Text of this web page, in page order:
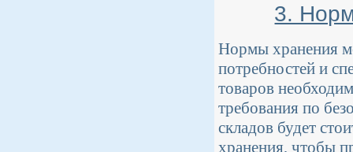
3.
Нормы хранения
потребностей и
товаров
требования по
складов будет
хранения, чтобы